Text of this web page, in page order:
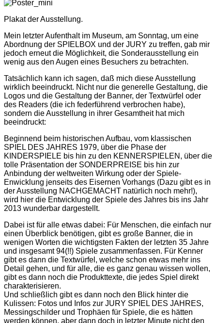
Plakat der Ausstellung.
Mein letzter Aufenthalt im Museum, am Sonntag, um eine
Abordnung der SPIELBOX und der JURY zu treffen, gab mir
jedoch erneut die Möglichkeit, die Sonderausstellung ein
wenig aus den Augen eines Besuchers zu betrachten.
Tatsächlich kann ich sagen, daß mich diese Ausstellung
wirklich beeindruckt. Nicht nur die generelle Gestaltung, die
Logos und die Gestaltung der Banner, der Textwürfel oder
des Readers (die ich federführend verbrochen habe),
sondern die Ausstellung in ihrer Gesamtheit hat mich
beeindruckt:
Beginnend beim historischen Aufbau, vom klassischen
SPIEL DES JAHRES 1979, über die Phase der
KINDERSPIELE bis hin zu den KENNERSPIELEN, über die
tolle Präsentation der SONDERPREISE bis hin zur
Anbindung der weltweiten Wirkung oder der Spiele-
Enwicklung jenseits des Eisernen Vorhangs (Dazu gibt es in
der Ausstellung NACHGEMACHT natürlich noch mehr!),
wird hier die Entwicklung der Spiele des Jahres bis ins Jahr
2013 wunderbar dargestellt.
Dabei ist für alle etwas dabei: Für Menschen, die einfach nur
einen Überblick benötigen, gibt es große Banner, die in
wenigen Worten die wichtigsten Fakten der letzten 35 Jahre
und insgesamt 94(!!) Spiele zusammenfassen. Für Kenner
gibt es dann die Textwürfel, welche schon etwas mehr ins
Detail gehen, und für alle, die es ganz genau wissen wollen,
gibt es dann noch die Produkttexte, die jedes Spiel direkt
charakterisieren.
Und schließlich gibt es dann noch den Blick hinter die
Kulissen: Fotos und Infos zur JURY SPIEL DES JAHRES,
Messingschilder und Trophäen für Spiele, die es hätten
werden können, aber dann doch in letzter Minute nicht den